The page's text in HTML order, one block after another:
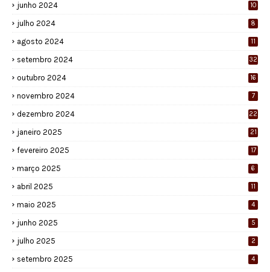
junho 2024 10
julho 2024 8
agosto 2024 11
setembro 2024 32
outubro 2024 16
novembro 2024 7
dezembro 2024 22
janeiro 2025 21
fevereiro 2025 17
março 2025 6
abril 2025 11
maio 2025 4
junho 2025 5
julho 2025 2
setembro 2025 4